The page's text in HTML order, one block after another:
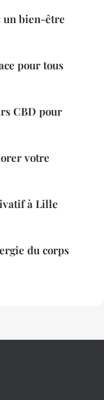
un bien-être
pour tous
CBD pour
votre
à Lille
du corps